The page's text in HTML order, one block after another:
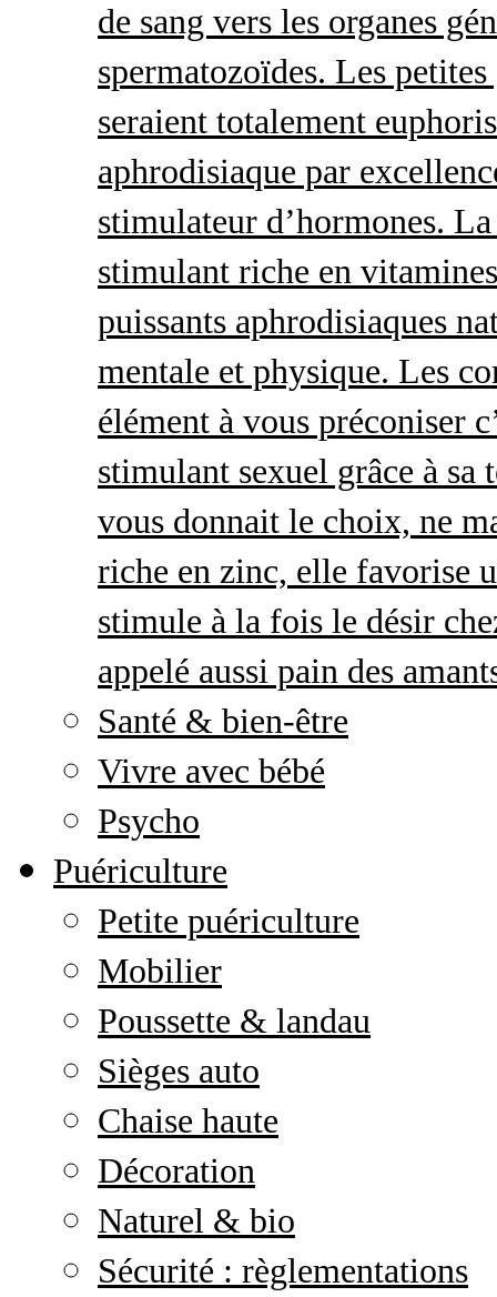
de sang vers les organes
spermatozoïdes. Les
seraient totalement
aphrodisiaque par
stimulateur d’hormones.
stimulant riche en
puissants aphrodisiaques
mentale et physique. Les
élément à vous préconiser
stimulant sexuel grâce à sa
vous donnait le choix, ne
riche en zinc, elle favorise
stimule à la fois le désir
appelé aussi pain des
Santé & bien-être
Vivre avec bébé
Psycho
Puériculture
Petite puériculture
Mobilier
Poussette & landau
Sièges auto
Chaise haute
Décoration
Naturel & bio
Sécurité : règlementations